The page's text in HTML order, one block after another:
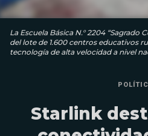
La Escuela Básica N.° 2204 “Sagrado
del lote de 1.600 centros educativos
tecnología de alta velocidad a nivel
Starlink